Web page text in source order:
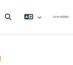
SUCHEINGABE
Anmelden